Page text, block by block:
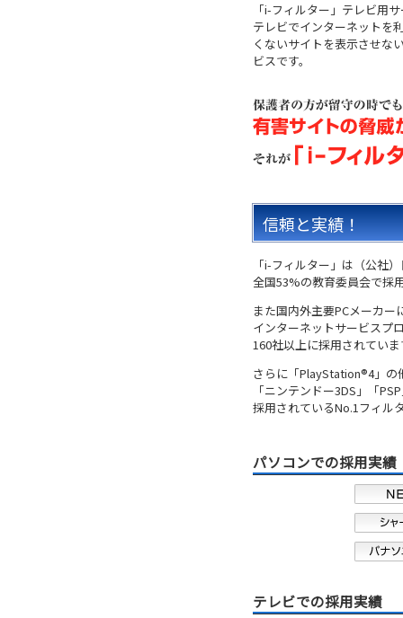
「i-フィルター」テレビ用
テレビでインターネットを
くないサイトを表示させな
ビスです。
信頼と実績！
「i-フィルター」は（公社
全国53%の教育委員会で採
また国内外主要PCメーカ
インターネットサービスプ
160社以上に採用されていま
さらに「PlayStation®4」の
「ニンテンドー3DS」「
採用されているNo.1フィル
パソコンでの採用実績
テレビでの採用実績